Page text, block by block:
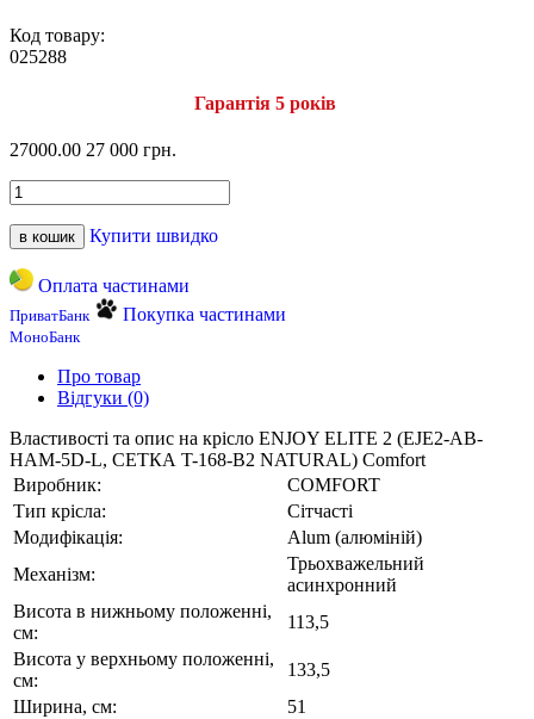
Код товару:
025288
Гарантія 5 років
27000.00 27 000 грн.
в кошик Купити швидко
Оплата частинами
ПриватБанк Покупка частинами
МоноБанк
Про товар
Відгуки (0)
Властивості та опис на крісло ENJOY ELITE 2 (EJE2-AB-
HAM-5D-L, СЕТКА T-168-B2 NATURAL) Comfort
Виробник:
COMFORT
Тип крісла:
Сітчасті
Модифікація:
Alum (алюміній)
Механізм:
Трьохважельний
асинхронний
Висота в нижньому положенні,
см:
113,5
Висота у верхньому положенні,
см:
133,5
Ширина, см:
51